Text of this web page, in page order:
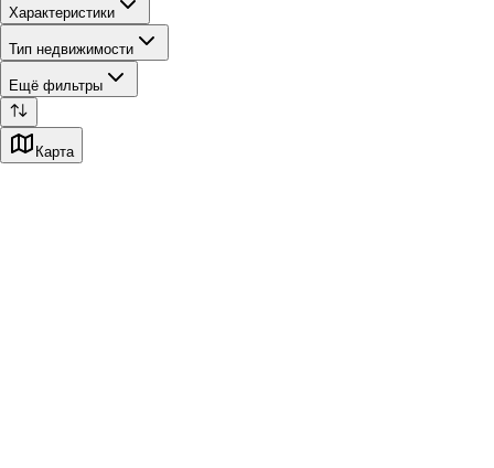
Характеристики
Тип недвижимости
Ещё фильтры
Карта